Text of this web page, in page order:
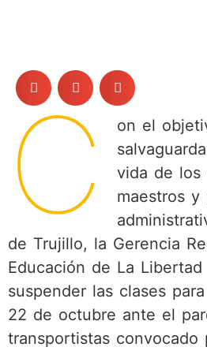
C
on el
vida de los
maestros y
de Trujillo, la Gerencia
Educación de La
suspender las clases
22 de octubre ante el
transportistas convocado